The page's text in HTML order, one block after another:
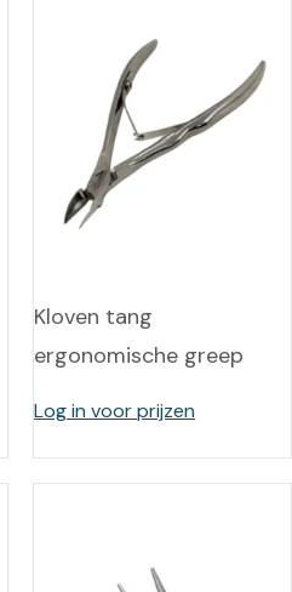
Kloven tang
ergonomische greep
Log in voor prijzen